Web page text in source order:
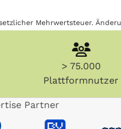
Mehrwertsteuer.
> 75.000
Plattformnutzer
Partner